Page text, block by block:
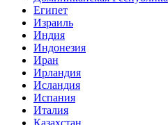
Египет
Израиль
Индия
Индонезия
Иран
Ирландия
Исландия
Испания
Италия
Казахстан